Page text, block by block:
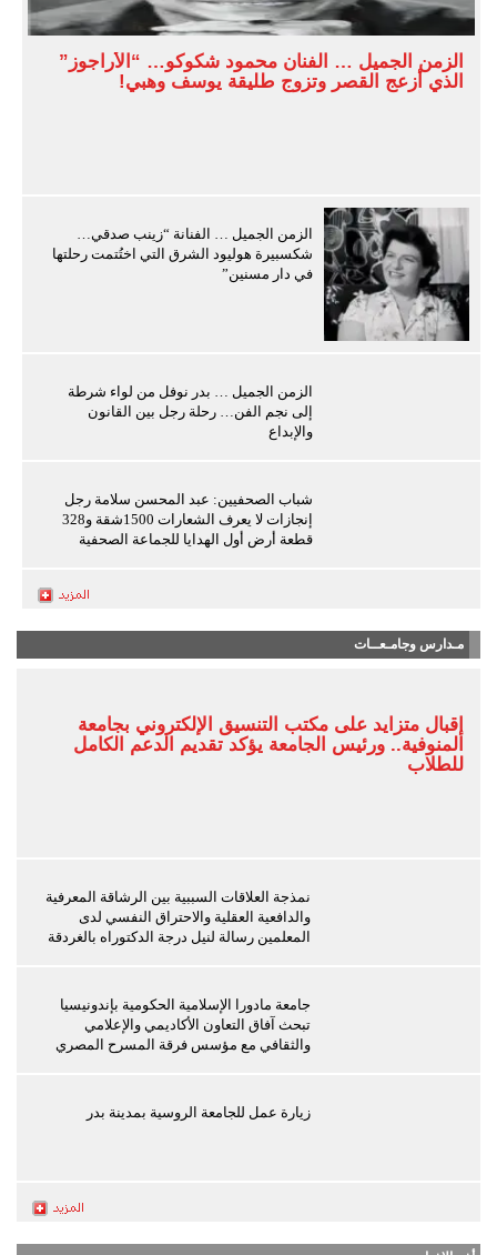
الزمن الجميل … الفنان محمود شكوكو… “الأراجوز”
الذي أزعج القصر وتزوج طليقة يوسف وهبي!
الزمن الجميل … الفنانة “زينب صدقي…
شكسبيرة هوليود الشرق التي اختُتمت رحلتها
في دار مسنين”
الزمن الجميل … بدر نوفل من لواء شرطة
إلى نجم الفن… رحلة رجل بين القانون
والإبداع
شباب الصحفيين: عبد المحسن سلامة رجل
إنجازات لا يعرف الشعارات 1500شقة و328
قطعة أرض أول الهدايا للجماعة الصحفية
مـدارس وجامـعــات
إقبال متزايد على مكتب التنسيق الإلكتروني بجامعة
المنوفية.. ورئيس الجامعة يؤكد تقديم الدعم الكامل
للطلاب
نمذجة العلاقات السببية بين الرشاقة المعرفية
والدافعية العقلية والاحتراق النفسي لدى
المعلمين رسالة لنيل درجة الدكتوراه بالغردقة
جامعة مادورا الإسلامية الحكومية بإندونيسيا
تبحث آفاق التعاون الأكاديمي والإعلامي
والثقافي مع مؤسس فرقة المسرح المصري
زيارة عمل للجامعة الروسية بمدينة بدر